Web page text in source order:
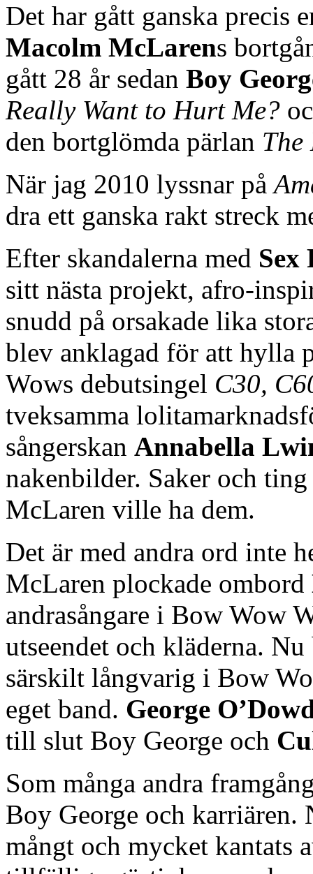
Det har gått ganska precis
Macolm McLarens
gått 28 år sedan Boy
Really Want to Hurt Me?
den bortglömda pärlan
När jag 2010 lyssnar på
dra ett ganska rakt streck
Efter skandalerna med Sex
sitt nästa projekt, afro-
snudd på orsakade lika
blev anklagad för att hylla
Wows debutsingel C30,
tveksamma
sångerskan Annabella
nakenbilder. Saker och
McLaren ville ha dem.
Det är med andra ord inte
McLaren plockade ombord
andrasångare i Bow Wow
utseendet och kläderna.
särskilt långvarig i Bow
eget band. George
till slut Boy George och
Som många andra
Boy George och
mångt och mycket kantats